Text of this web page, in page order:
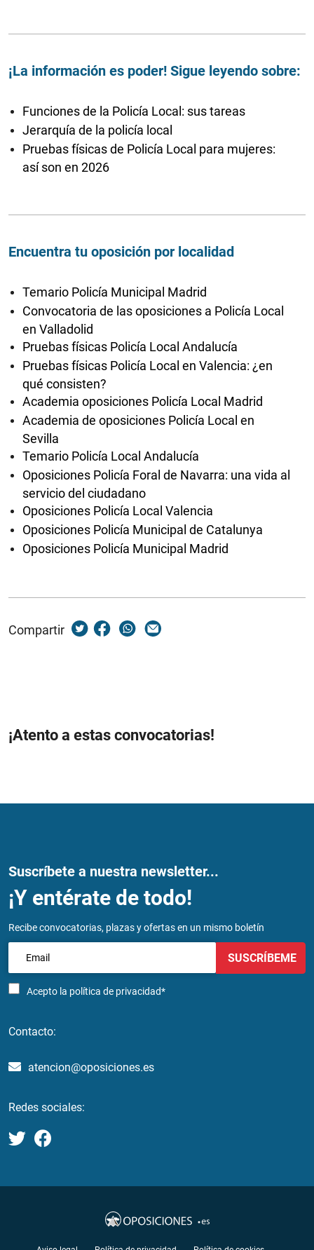
¡La información es poder! Sigue leyendo sobre:
Funciones de la Policía Local: sus tareas
Jerarquía de la policía local
Pruebas físicas de Policía Local para mujeres:
así son en 2026
Encuentra tu oposición por localidad
Temario Policía Municipal Madrid
Convocatoria de las oposiciones a Policía Local
en Valladolid
Pruebas físicas Policía Local Andalucía
Pruebas físicas Policía Local en Valencia: ¿en
qué consisten?
Academia oposiciones Policía Local Madrid
Academia de oposiciones Policía Local en
Sevilla
Temario Policía Local Andalucía
Oposiciones Policía Foral de Navarra: una vida al
servicio del ciudadano
Oposiciones Policía Local Valencia
Oposiciones Policía Municipal de Catalunya
Oposiciones Policía Municipal Madrid
Compartir
¡Atento a estas convocatorias!
Suscríbete a nuestra newsletter...
¡Y entérate de todo!
Recibe convocatorias, plazas y ofertas en un mismo boletín
Acepto la política de privacidad*
SUSCRÍBEME
Contacto:
atencion@oposiciones.es
Redes sociales: